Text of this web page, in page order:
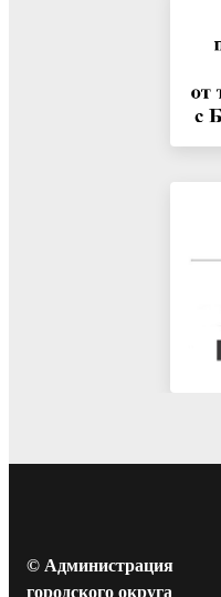
© Администрация
городского округа